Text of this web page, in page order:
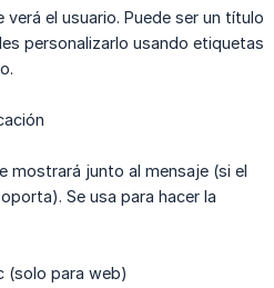
el usuario. Puede ser un título
personalizarlo usando etiquetas
mostrará junto al mensaje (si el
Se usa para hacer la
(solo para web)